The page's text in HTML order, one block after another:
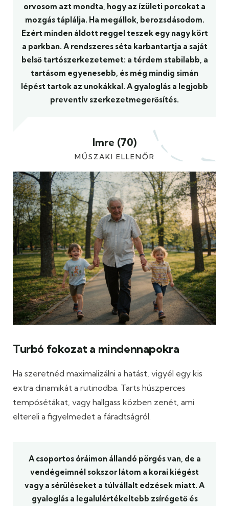
orvosom azt mondta, hogy az ízületi porcokat a
mozgás táplálja. Ha megállok, berozsdásodom.
Ezért minden áldott reggel teszek egy nagy kört
a parkban. A rendszeres séta karbantartja a saját
belső tartószerkezetemet: a térdem stabilabb, a
tartásom egyenesebb, és még mindig simán
lépést tartok az unokákkal. A gyaloglás a legjobb
preventív szerkezetmegerősítés.
Imre (70)
MŰSZAKI ELLENŐR
Turbó fokozat a mindennapokra
Ha szeretnéd maximalizálni a hatást, vigyél egy kis
extra dinamikát a rutinodba. Tarts húszperces
tempósétákat, vagy hallgass közben zenét, ami
eltereli a figyelmedet a fáradtságról.
A csoportos óráimon állandó pörgés van, de a
vendégeimnél sokszor látom a korai kiégést
vagy a sérüléseket a túlvállalt edzések miatt. A
gyaloglás a legalulértékeltebb zsírégető és